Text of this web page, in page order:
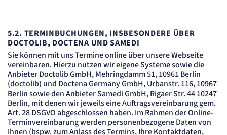
5.2. TERMINBUCHUNGEN, INSBESONDERE ÜBER
DOCTOLIB, DOCTENA UND SAMEDI
Sie können mit uns Termine online über unsere Webseite
vereinbaren. Hierzu nutzen wir eigene Systeme sowie die
Anbieter Doctolib GmbH, Mehringdamm 51, 10961 Berlin
(doctolib) und Doctena Germany GmbH, Urbanstr. 116, 10967
Berlin sowie den Anbieter Samedi GmbH, Rigaer Str. 44 10247
Berlin, mit denen wir jeweils eine Auftragsvereinbarung gem.
Art. 28 DSGVO abgeschlossen haben. Im Rahmen der Online-
Terminvereinbarung werden personenbezogene Daten von
Ihnen (bspw. zum Anlass des Termins, Ihre Kontaktdaten,